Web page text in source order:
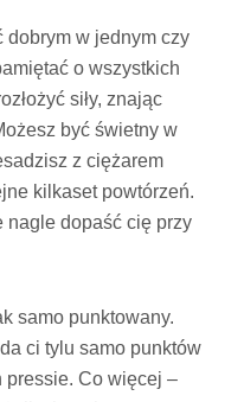
dobrym w jednym czy
o wszystkich
siły, znając
być świetny w
z ciężarem
kilkaset powtórzeń.
nagle dopaść cię przy
samo punktowany.
ci tylu samo punktów
pressie. Co więcej –